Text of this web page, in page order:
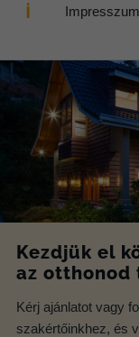
ℹ Impresszum
Kezdjük el
az otthonod
Kérj ajánlatot vagy
szakértőinkhez, és